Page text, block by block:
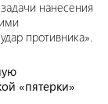
нанесения
противника».
«пятерки»